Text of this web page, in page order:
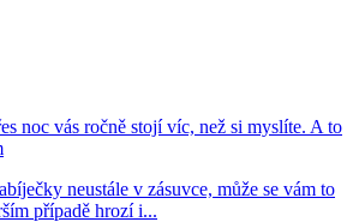
noc vás ročně stojí víc, než si myslíte. A to
neustále v zásuvce, může se vám to
případě hrozí i...